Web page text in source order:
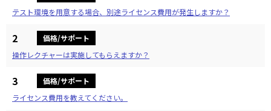
テスト環境を用意する場合、別途ライセンス費用が発生しますか？
2
価格/サポート
操作レクチャーは実施してもらえますか？
3
価格/サポート
ライセンス費用を教えてください。